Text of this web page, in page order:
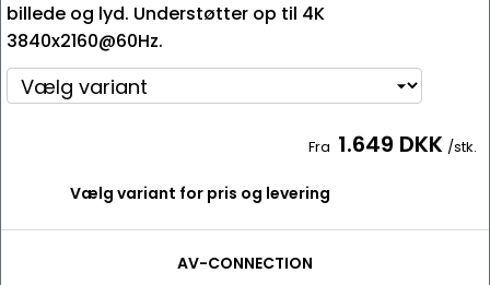
billede og lyd. Understøtter op til 4K
3840x2160@60Hz.
Fra 1.649 DKK /stk.
Vælg variant for pris og levering
AV-CONNECTION